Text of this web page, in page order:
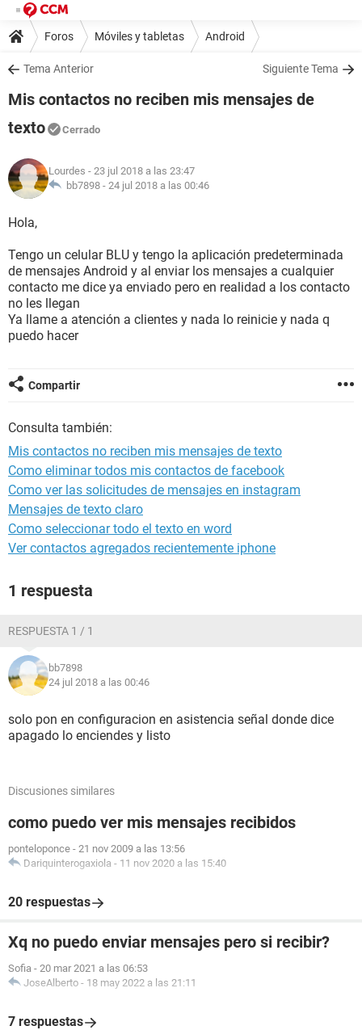
Foros Móviles y tabletas Android
Tema Anterior Siguiente Tema
Mis contactos no reciben mis mensajes de
texto
Cerrado
Lourdes - 23 jul 2018 a las 23:47
bb7898 - 24 jul 2018 a las 00:46
Hola,
Tengo un celular BLU y tengo la aplicación predeterminada
de mensajes Android y al enviar los mensajes a cualquier
contacto me dice ya enviado pero en realidad a los contacto
no les llegan
Ya llame a atención a clientes y nada lo reinicie y nada q
puedo hacer
Compartir
Consulta también:
Mis contactos no reciben mis mensajes de texto
Como eliminar todos mis contactos de facebook
Como ver las solicitudes de mensajes en instagram
Mensajes de texto claro
Como seleccionar todo el texto en word
Ver contactos agregados recientemente iphone
1 respuesta
RESPUESTA 1 / 1
bb7898
24 jul 2018 a las 00:46
solo pon en configuracion en asistencia señal donde dice
apagado lo enciendes y listo
Discusiones similares
como puedo ver mis mensajes recibidos
ponteloponce - 21 nov 2009 a las 13:56
Dariquinterogaxiola - 11 nov 2020 a las 15:40
20 respuestas
Xq no puedo enviar mensajes pero si recibir?
Sofia - 20 mar 2021 a las 06:53
JoseAlberto - 18 may 2022 a las 21:11
7 respuestas